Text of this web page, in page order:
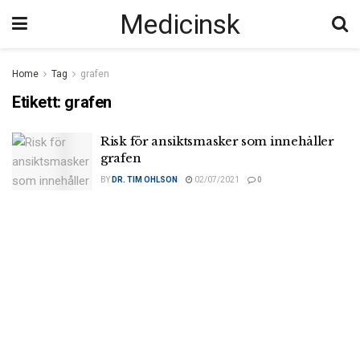
Medicinsk
Home Tag grafen
Etikett: grafen
Risk för ansiktsmasker som innehåller
grafen
BY DR. TIM OHLSON 02/07/2021 0